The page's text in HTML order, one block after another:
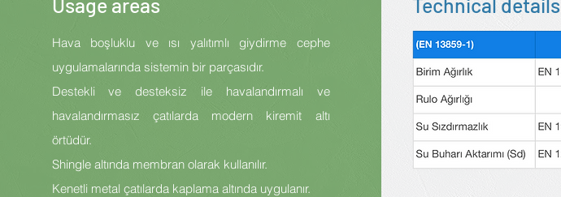
Usage areas
Hava boşluklu ve ısı yalıtımlı giydirme cephe
uygulamalarında sistemin bir parçasıdır.
Destekli ve desteksiz ile havalandırmalı ve
havalandırmasız çatılarda modern kiremit altı
örtüdür.
Shingle altında membran olarak kullanılır.
Kenetli metal çatılarda kaplama altında uygulanır.
Technical details